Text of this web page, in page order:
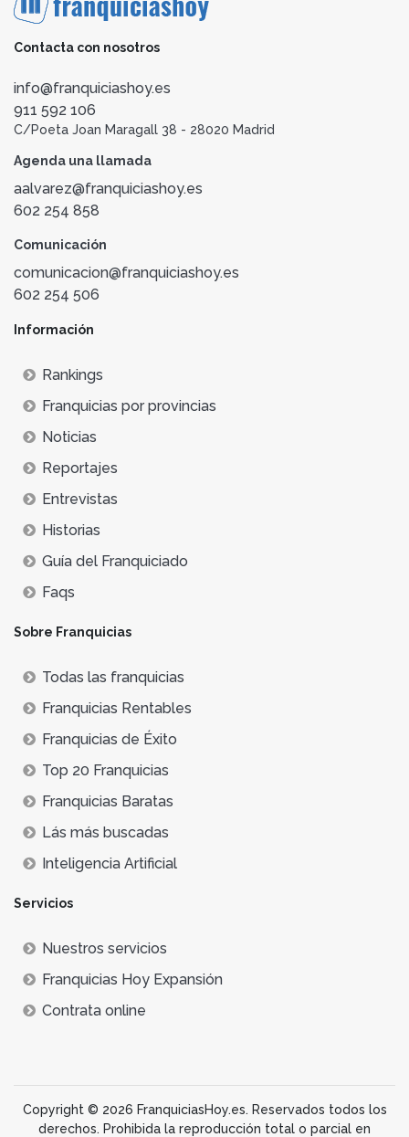
Contacta con nosotros
info@franquiciashoy.es
911 592 106
C/Poeta Joan Maragall 38 - 28020 Madrid
Agenda una llamada
aalvarez@franquiciashoy.es
602 254 858
Comunicación
comunicacion@franquiciashoy.es
602 254 506
Información
Rankings
Franquicias por provincias
Noticias
Reportajes
Entrevistas
Historias
Guía del Franquiciado
Faqs
Sobre Franquicias
Todas las franquicias
Franquicias Rentables
Franquicias de Éxito
Top 20 Franquicias
Franquicias Baratas
Lás más buscadas
Inteligencia Artificial
Servicios
Nuestros servicios
Franquicias Hoy Expansión
Contrata online
Copyright © 2026 FranquiciasHoy.es. Reservados todos los
derechos. Prohibida la reproducción total o parcial en